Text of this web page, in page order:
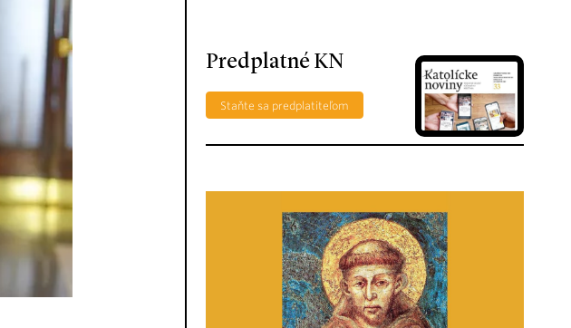
Predplatné KN
Staňte sa predplatiteľom